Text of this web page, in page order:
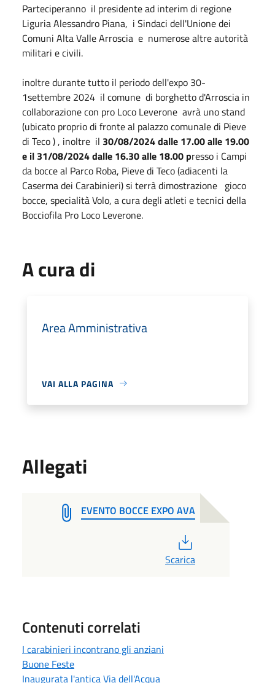
Parteciperanno il presidente ad interim di regione
Liguria Alessandro Piana, i Sindaci dell'Unione dei
Comuni Alta Valle Arroscia e numerose altre autorità
militari e civili.
inoltre durante tutto il periodo dell'expo 30-
1settembre 2024 il comune di borghetto d'Arroscia in
collaborazione con pro Loco Leverone avrà uno stand
(ubicato proprio di fronte al palazzo comunale di Pieve
di Teco ) , inoltre il 30/08/2024 dalle 17.00 alle 19.00
e il 31/08/2024 dalle 16.30 alle 18.00 presso i Campi
da bocce al Parco Roba, Pieve di Teco (adiacenti la
Caserma dei Carabinieri) si terrà dimostrazione gioco
bocce, specialità Volo, a cura degli atleti e tecnici della
Bocciofila Pro Loco Leverone.
A cura di
Area Amministrativa
VAI ALLA PAGINA
Allegati
EVENTO BOCCE EXPO AVA
Scarica
Contenuti correlati
I carabinieri incontrano gli anziani
Buone Feste
Inaugurata l'antica Via dell'Acqua